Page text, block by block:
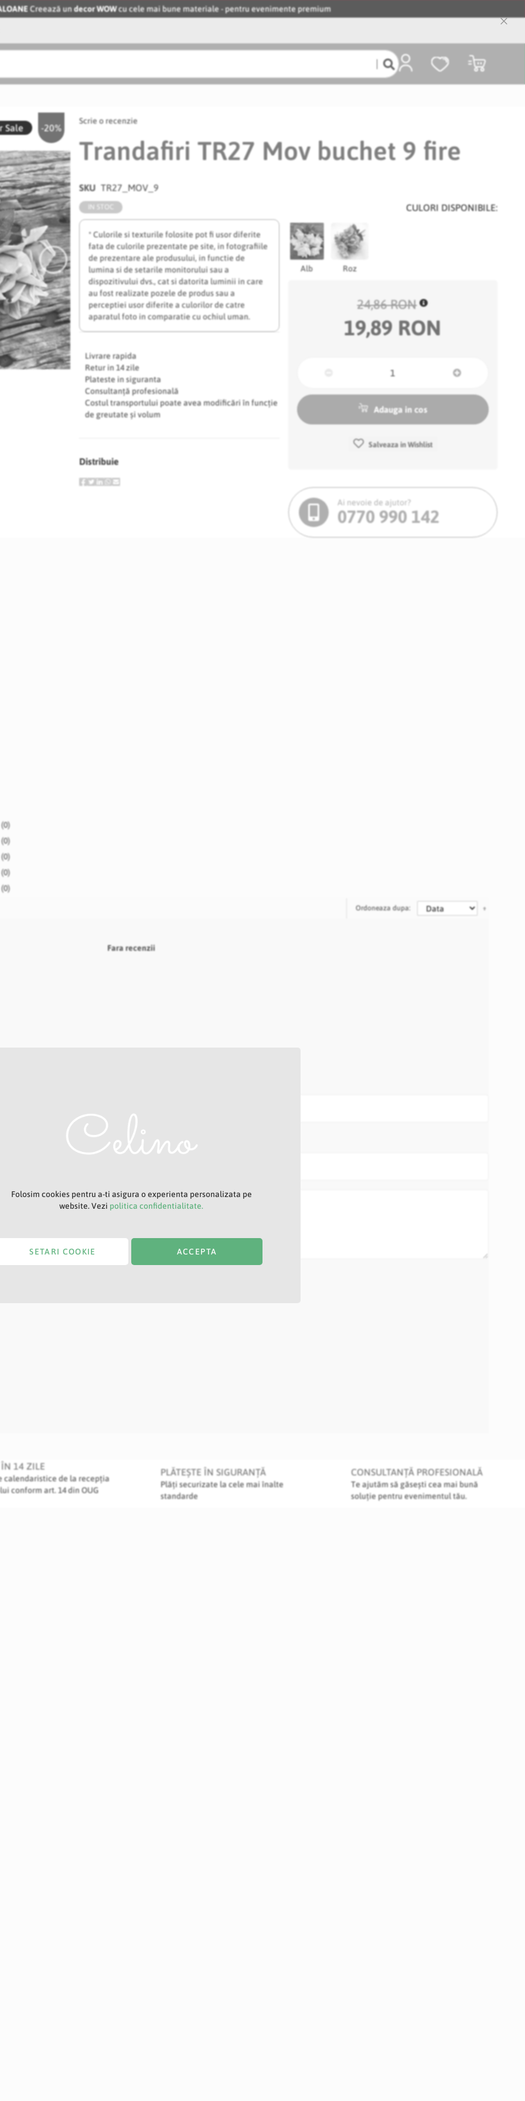
Creează undecor WOWcu cele mai bune materiale - pentru evenimente premium
Coșul meu
-20%
Sale
Scrie o recenzie
Trandafiri TR27 Mov buchet 9 fire
SKU TR27_MOV_9
* Culorile si texturile folosite pot fi usor diferite
fata de culorile prezentate pe site, in fotografiile
de prezentare ale produsului, in functie de
lumina si de setarile monitorului sau a
dispozitivului dvs., cat si datorita luminii in care
au fost realizate pozele de produs sau a
perceptiei usor diferite a culorilor de catre
aparatul foto in comparatie cu ochiul uman.
Livrare rapida
Retur in 14 zile
Plateste in siguranta
Consultanță profesională
Costul transportului poate avea modificări în funcție
de greutate și volum
Distribuie
CULORI DISPONIBILE:
Alb Roz
24,86 RON
19,89 RON
Adauga in cos
Salveaza in Wishlist
Ai nevoie de ajutor?
0770 990 142
Ordoneaza dupa:
Fara recenzii
Titlu
ÎN 14 ZILE
calendaristice de la recepția
conform art. 14 din OUG
PLĂTEȘTE ÎN SIGURANȚĂ
Plăți securizate la cele mai înalte
standarde
CONSULTANȚĂ PROFESIONALĂ
Te ajutăm să găsești cea mai bună
soluție pentru evenimentul tău.
Folosim cookies pentru a-ti asigura o experienta personalizata pe
website. Vezi politica confidentialitate.
ACCEPTA
SETARI COOKIE